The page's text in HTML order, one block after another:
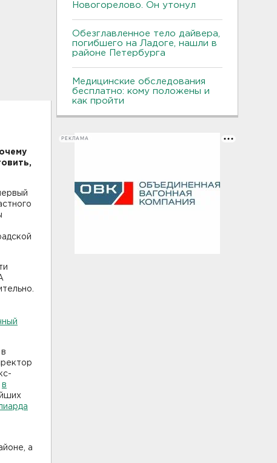
в
а
Новогорелово. Он утонул
Обезглавленное тело дайвера,
погибшего на Ладоге, нашли в
районе Петербурга
Медицинские обследования
бесплатно: кому положены и
как пройти
РЕКЛАМА